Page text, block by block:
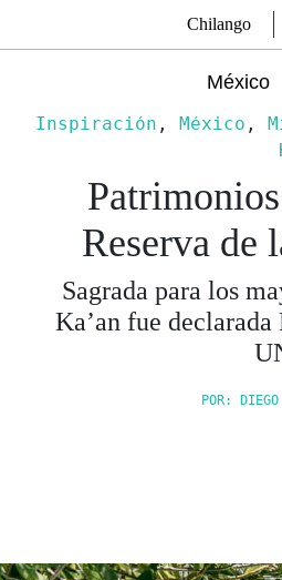
Chilango
México
Inspiración , México ,
Reserva de
Sagrada para los
Ka’an fue
POR: DIEGO